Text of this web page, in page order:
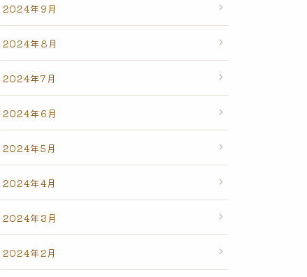
2024年9月
2024年8月
2024年7月
2024年6月
2024年5月
2024年4月
2024年3月
2024年2月